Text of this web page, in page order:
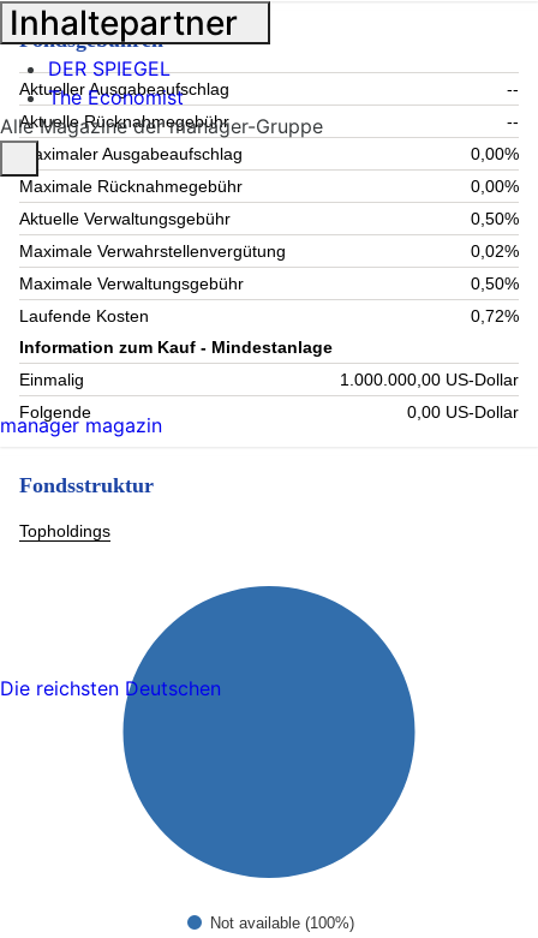
Fondsgebühren
Aktueller Ausgabeaufschlag
--
Aktuelle Rücknahmegebühr
--
Maximaler Ausgabeaufschlag
0,00%
Maximale Rücknahmegebühr
0,00%
Aktuelle Verwaltungsgebühr
0,50%
Maximale Verwahrstellenvergütung
0,02%
Maximale Verwaltungsgebühr
0,50%
Laufende Kosten
0,72%
Information zum Kauf - Mindestanlage
Einmalig
1.000.000,00 US-Dollar
Folgende
0,00 US-Dollar
Fondsstruktur
Topholdings
Not available (100%)
Inhaltepartner
DER SPIEGEL
The Economist
Alle Magazine der manager-Gruppe
manager magazin
Die reichsten Deutschen